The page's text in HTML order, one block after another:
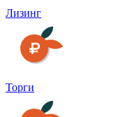
Лизинг
Торги